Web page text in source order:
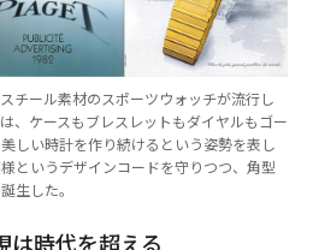
チール素材のスポーツウォッチが流行し
、ケースもブレスレットもダイヤルもゴー
しい時計を作り続けるという姿勢を表し
というデザインコードを守りつつ、角型
生した。
は時代を超える